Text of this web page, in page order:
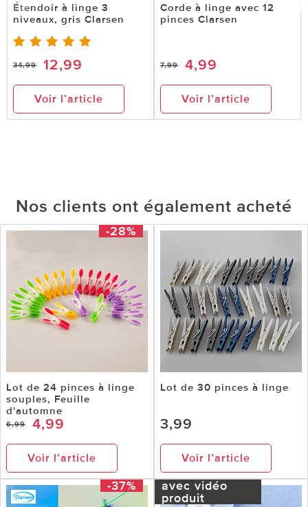
Étendoir à linge 3
niveaux, gris Clarsen
34,99 12,99
Voir l’article
Corde à linge avec 12
pinces Clarsen
7,99 4,99
Voir l’article
Nos clients ont également acheté
-28%
Lot de 24 pinces à linge
souples, Feuille
d'automne
6,99 4,99
Voir l’article
Lot de 30 pinces à linge
3,99
Voir l’article
-37%
avec vidéo
produit